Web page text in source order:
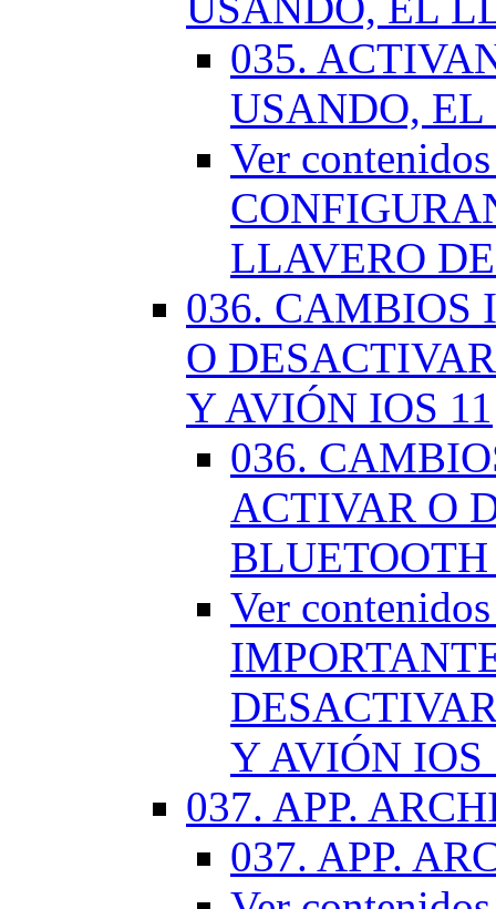
035.
USANDO,
Ver
LLAVERO
036. CAMBIOS
O
Y AVIÓN IOS 11
036.
ACTIVAR O
Ver
Y AVIÓN IOS
037. APP.
037. APP.